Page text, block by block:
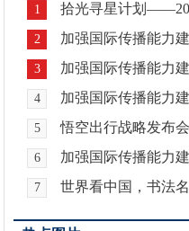
1 拾光寻星计划
2 加强国际传播能力
3 加强国际传播能力
4 加强国际传播能力
5 悟空出行战略发布
6 加强国际传播能力
7 世界看中国，书法